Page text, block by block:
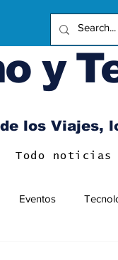
y
los Viajes,
Todo noticias
Eventos